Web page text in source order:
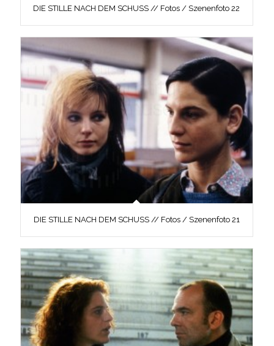
DIE STILLE NACH DEM SCHUSS // Fotos / Szenenfoto 22
DIE STILLE NACH DEM SCHUSS // Fotos / Szenenfoto 21